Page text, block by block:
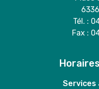
Tél. :
Fax :